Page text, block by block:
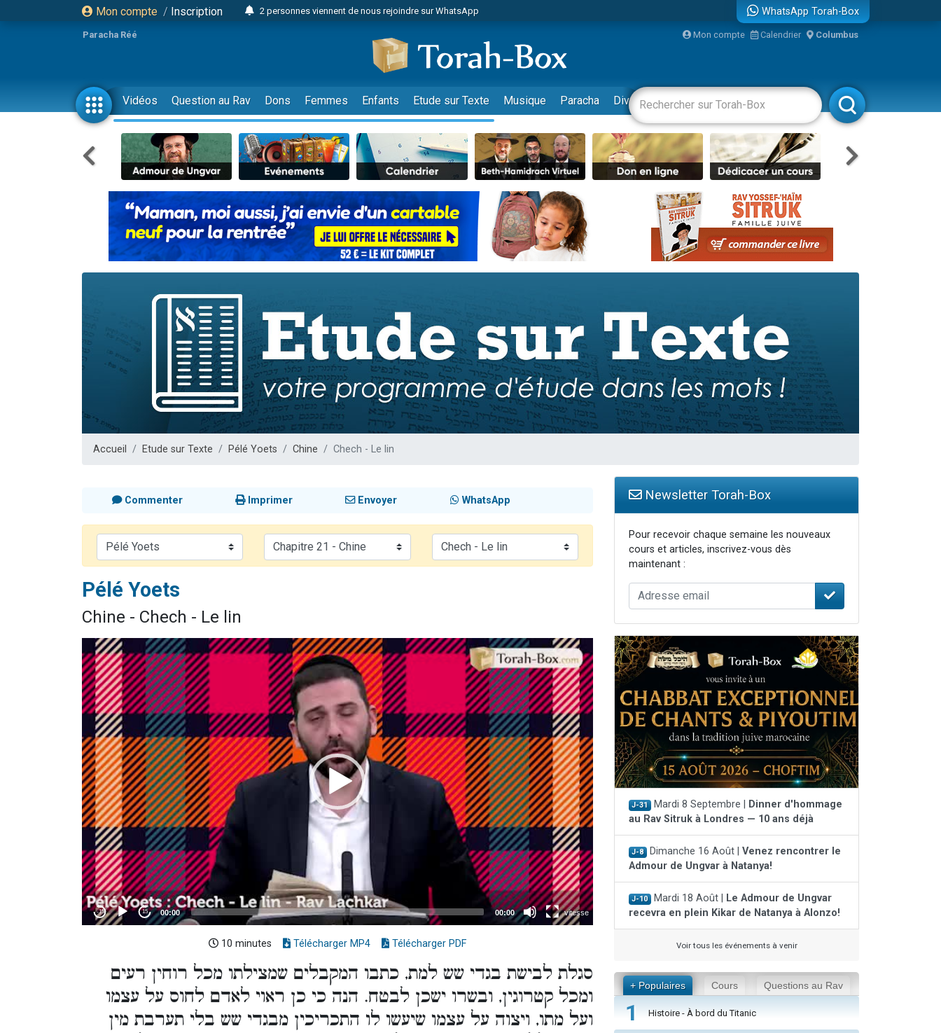
Mon compte / Inscription
6 personnes viennent de nous rejoindre sur WhatsApp
2 personnes viennent de faire un don pour 1 Journée de Vacances Pour les Enfants
17 personnes viennent de demander une bénédiction
4 personnes viennent de nous rejoindre sur WhatsApp
Il reste 49 places pour étudier en groupe sur Zoom
23 personnes viennent de faire un don pour Diane, 80 ans, dans un appartement insalubre
Eva vient de donner son Maasser
4 personnes viennent de nous rejoindre sur WhatsApp
3 personnes viennent de nous rejoindre sur WhatsApp
3 personnes viennent de faire un don pour 5 jours de vacances aux Orphelins
Odaya vient de donner son Maasser
13 personnes viennent de demander une bénédiction
Il reste 49 places pour étudier en groupe sur Zoom
12 nouvelles musiques dans Torah-Box Music
3 personnes viennent de nous rejoindre sur WhatsApp
2 personnes viennent de nous rejoindre sur WhatsApp
WhatsApp Torah-Box
Paracha Réé Mon compte Calendrier Columbus
Vidéos Question au Rav Dons Femmes Enfants Etude sur Texte Musique Paracha Divertissements Livres Rabbanim
Accueil Etude sur Texte Pélé Yoets Chine Chech - Le lin
Commenter Imprimer Envoyer WhatsApp
Pélé Yoets
Chine - Chech - Le lin
10 minutes Télécharger MP4 Télécharger PDF
סגלת לבישת בגדי שש למת, כתבו המקבלים שמצילתו מכל רוחין רעים
ומכל קטרוגין, ובשרו ישכן לבטח. הנה כי כן ראוי לאדם לחוס על עצמו
ועל מתו, ויצוה על עצמו שיעשו לו התכריכין מבגדי שש בלי תערבת מין
Newsletter Torah-Box
Pour recevoir chaque semaine les nouveaux
cours et articles, inscrivez-vous dès
maintenant :
J-31 Mardi 8 Septembre |
Dinner d'hommage
au Rav Sitruk à Londres — 10 ans déjà
J-8 Dimanche 16 Août | Venez rencontrer le
Admour de Ungvar à Natanya!
J-10 Mardi 18 Août |
Le Admour de Ungvar
recevra en plein Kikar de Natanya à Alonzo!
Voir tous les événements à venir
+ Populaires Cours Questions au Rav
1 Histoire - À bord du Titanic